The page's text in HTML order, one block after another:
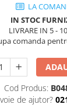
LA
IN STOC
LIVRARE IN 5 -
comanda
Cod Produs:
de ajutor?